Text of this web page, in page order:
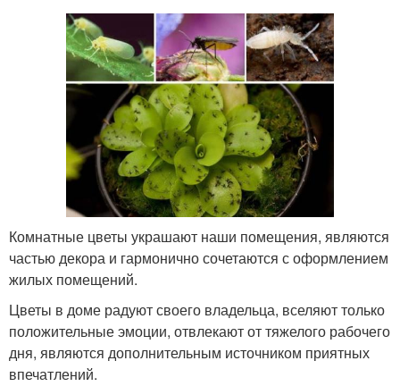
Комнатные цветы украшают наши помещения, являются
частью декора и гармонично сочетаются с оформлением
жилых помещений.
Цветы в доме радуют своего владельца, вселяют только
положительные эмоции, отвлекают от тяжелого рабочего
дня, являются дополнительным источником приятных
впечатлений.